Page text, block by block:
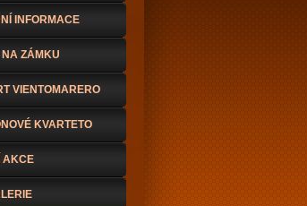
INFORMACE
ZÁMKU
VIENTOMARERO
KVARTETO
AKCE